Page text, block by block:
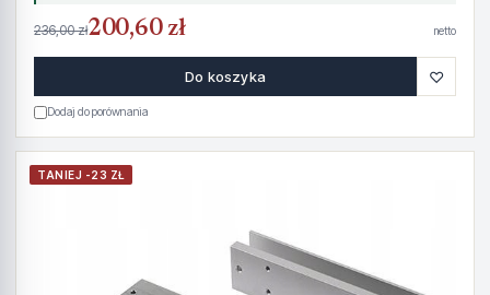
236,00 zł200,60 zł netto
Do koszyka ♡
Dodaj do porównania
TANIEJ -23 ZŁ